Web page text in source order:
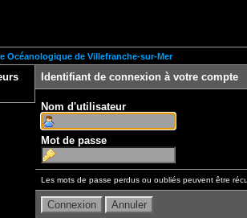
Océanologique de Villefranche-sur-Mer
Identifiant de connexion à votre compte
Nom d'utilisateur
Mot de passe
Les mots de passe perdus ou oubliés peuvent être